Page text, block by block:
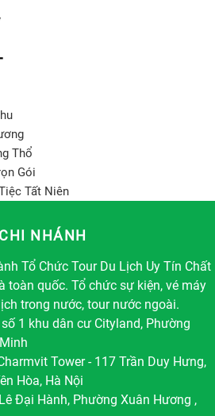
Thổ
Gói
Tất Niên
NHÁNH
Tổ Chức Tour Du Lịch Uy Tín Chất
toàn quốc. Tổ chức sự kiện, vé máy
trong nước, tour nước ngoài.
1 khu dân cư Cityland, Phường
Tower - 117 Trần Duy Hưng,
Hòa, Hà Nội
Đại Hành, Phường Xuân Hương ,